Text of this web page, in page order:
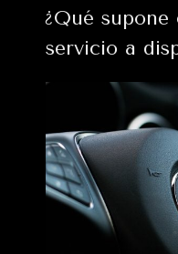
¿Qué
servicio a
de
entradas